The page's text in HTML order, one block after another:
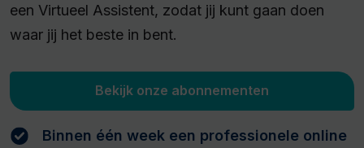
een Virtueel Assistent, zodat jij kunt gaan doen
waar jij het beste in bent.
Bekijk onze abonnementen
Binnen één week een professionele online